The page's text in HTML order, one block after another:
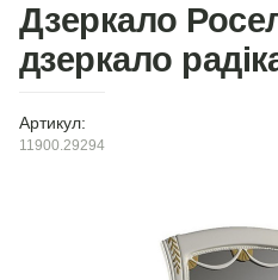
Дзеркало
дзеркало
Артикул:
11900.29294